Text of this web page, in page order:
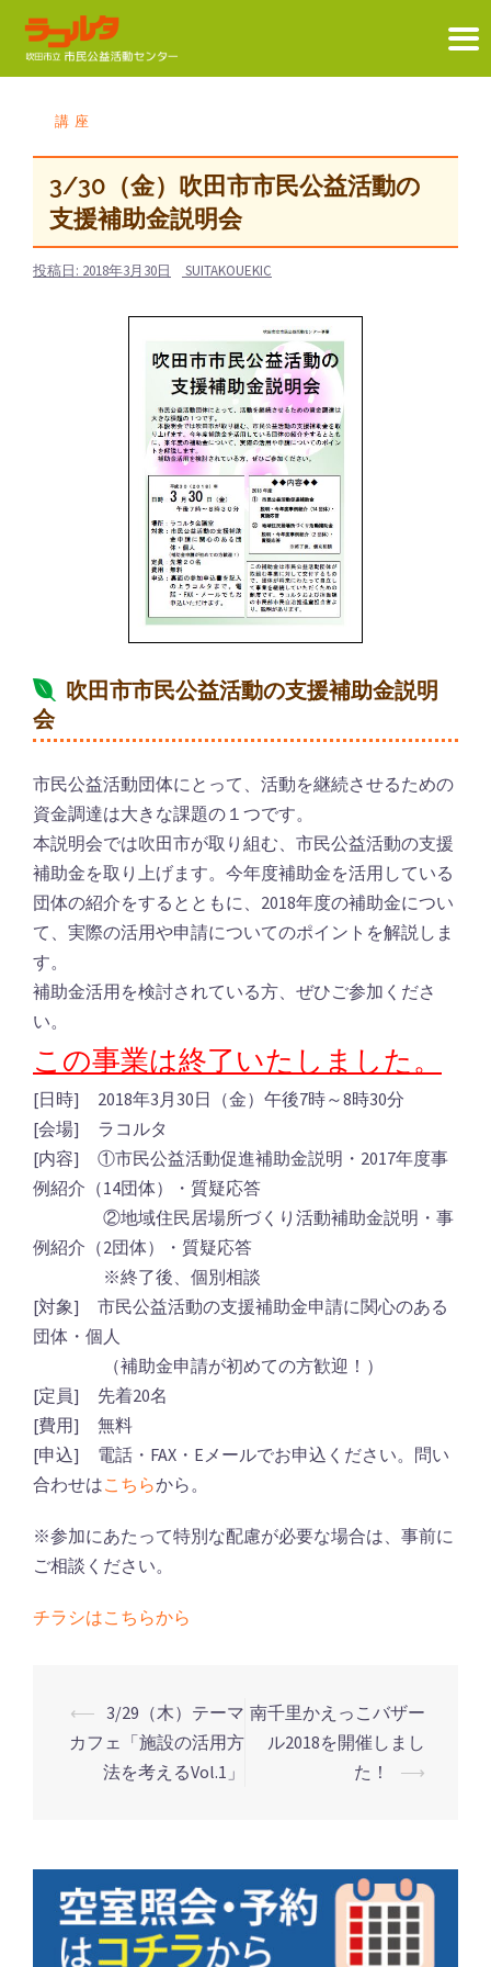
講座
3/30（金）吹田市市民公益活動の
支援補助金説明会
投稿日: 2018年3月30日 SUITAKOUEKIC
吹田市市民公益活動の支援補助金説明
会
市民公益活動団体にとって、活動を継続させるための
資金調達は大きな課題の１つです。
本説明会では吹田市が取り組む、市民公益活動の支援
補助金を取り上げます。今年度補助金を活用している
団体の紹介をするとともに、2018年度の補助金につい
て、実際の活用や申請についてのポイントを解説しま
す。
補助金活用を検討されている方、ぜひご参加くださ
い。
この事業は終了いたしました。
[日時] 2018年3月30日（金）午後7時～8時30分
[会場] ラコルタ
[内容] ①市民公益活動促進補助金説明・2017年度事
例紹介（14団体）・質疑応答
②地域住民居場所づくり活動補助金説明・事
例紹介（2団体）・質疑応答
※終了後、個別相談
[対象] 市民公益活動の支援補助金申請に関心のある
団体・個人
（補助金申請が初めての方歓迎！）
[定員] 先着20名
[費用] 無料
[申込] 電話・FAX・Eメールでお申込ください。問い
合わせはこちらから。
※参加にあたって特別な配慮が必要な場合は、事前に
ご相談ください。
チラシはこちらから
投
ゲ
ー
シ
ョ
⟵ 3/29（木）テーマ
カフェ「施設の活用方
法を考えるVol.1」
南千里かえっこバザー
ル2018を開催しまし
た！
⟶